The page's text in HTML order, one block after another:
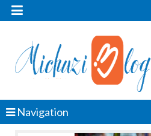

Navigation